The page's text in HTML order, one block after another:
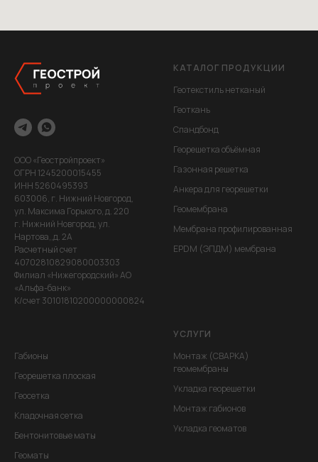
ООО «Геостройпроект»
ОГРН 1245200015455
ИНН 5260495393
603006, г. Нижний Новгород,
ул. Максима Горького, д. 220
г. Нижний Новгород, ул.
Нартова,,д. 2А
Расчетный счет
40702810829080003303
Филиал «Нижегородский» АО
«Альфа-банк»
К/счет 30101810200000000824
КАТАЛОГ ПРОДУКЦИИ
Геотекстиль нетканый
Геоткань
Спандбонд
Георешетка объёмная
Газонная решетка
Анкера для георешетки
Геомембрана
Мембрана профилированная
EPDM (ЭПДМ) мембрана
Габионы
Георешетка плоская
Геосетка
Кладочная сетка
Бентонитовые маты
Геоматы
УСЛУГИ
Монтаж (СВАРКА)
геомембраны
Укладка георешетки
Монтаж габионов
Укладка геоматов